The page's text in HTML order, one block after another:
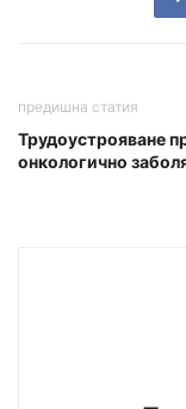
предишна статия
Трудоустрояване
онкологично